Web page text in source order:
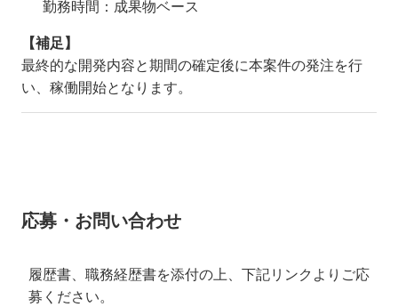
勤務時間：成果物ベース
【補足】
最終的な開発内容と期間の確定後に本案件の発注を行
い、稼働開始となります。
応募・お問い合わせ
履歴書、職務経歴書を添付の上、下記リンクよりご応
募ください。